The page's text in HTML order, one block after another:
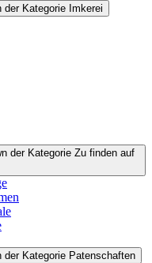
der Kategorie Imkerei
der Kategorie Zu finden auf
Kategorie Patenschaften